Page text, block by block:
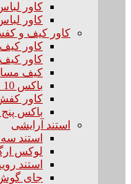
کاور لباس
کاور لباس
کاور کیف و
کاور
کاور
کیف
باکس 10 خانه کفش
کاور
باکس
استند آرایشی
استند
لوکس
استند
جای